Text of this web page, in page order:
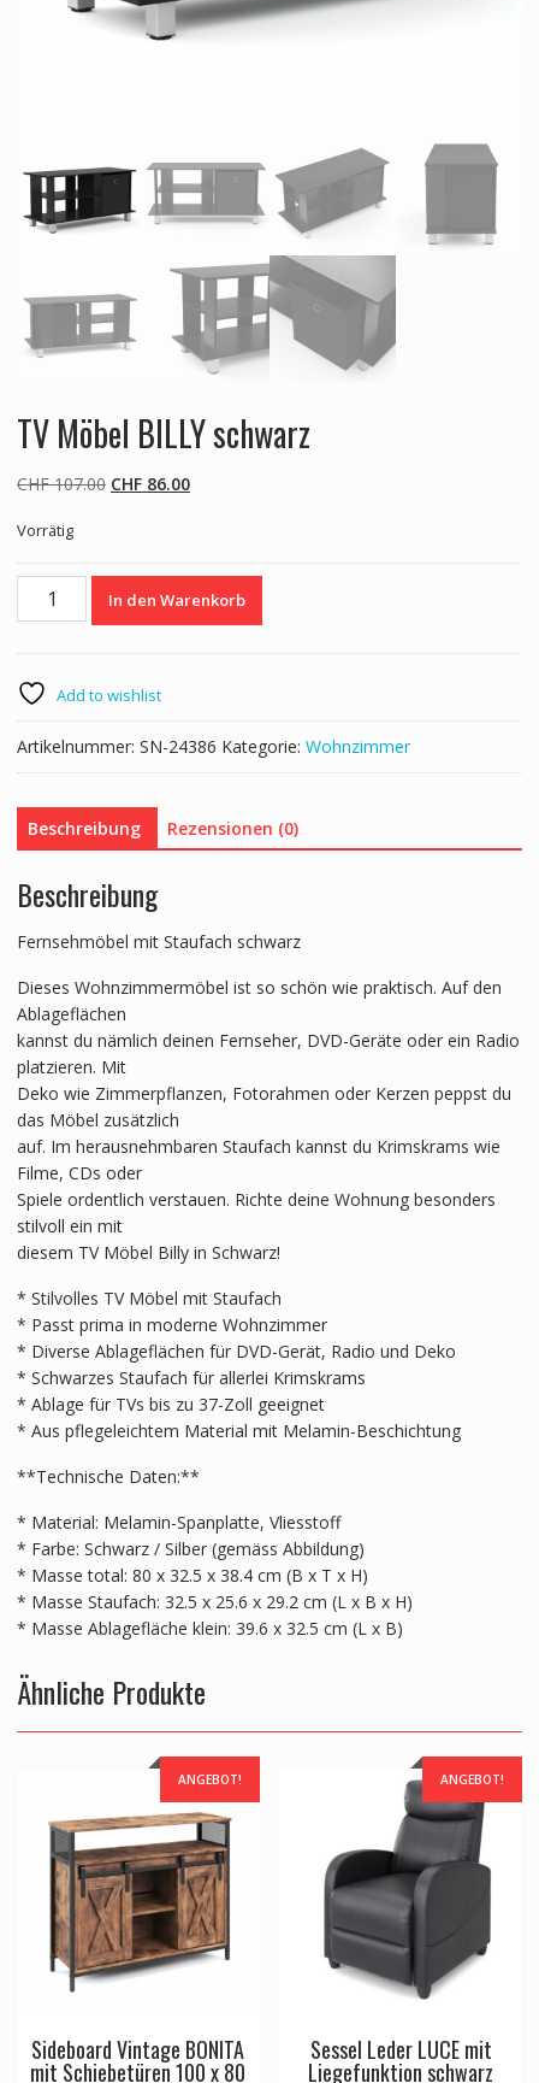
TV Möbel BILLY schwarz
CHF107.00 Ursprünglicher
CHF 107.00
CHF86.00Aktueller
CHF 86.00.
Vorrätig
Möbel
Menge
In den Warenkorb
Add to wishlist
Artikelnummer: SN-24386 Kategorie: Wohnzimmer
Beschreibung Rezensionen (0)
Beschreibung
Fernsehmöbel mit Staufach schwarz
Dieses Wohnzimmermöbel ist so schön wie praktisch. Auf den
Ablageflächen
kannst du nämlich deinen Fernseher, DVD-Geräte oder ein Radio
platzieren. Mit
Deko wie Zimmerpflanzen, Fotorahmen oder Kerzen peppst du
das Möbel zusätzlich
auf. Im herausnehmbaren Staufach kannst du Krimskrams wie
Filme, CDs oder
Spiele ordentlich verstauen. Richte deine Wohnung besonders
stilvoll ein mit
diesem TV Möbel Billy in Schwarz!
* Stilvolles TV Möbel mit Staufach
* Passt prima in moderne Wohnzimmer
* Diverse Ablageflächen für DVD-Gerät, Radio und Deko
* Schwarzes Staufach für allerlei Krimskrams
* Ablage für TVs bis zu 37-Zoll geeignet
* Aus pflegeleichtem Material mit Melamin-Beschichtung
**Technische Daten:**
* Material: Melamin-Spanplatte, Vliesstoff
* Farbe: Schwarz / Silber (gemäss Abbildung)
* Masse total: 80 x 32.5 x 38.4 cm (B x T x H)
* Masse Staufach: 32.5 x 25.6 x 29.2 cm (L x B x H)
* Masse Ablagefläche klein: 39.6 x 32.5 cm (L x B)
Ähnliche Produkte
ANGEBOT!
Sideboard Vintage BONITA
mit Schiebetüren 100 x 80
ANGEBOT!
Sessel Leder LUCE mit
Liegefunktion schwarz